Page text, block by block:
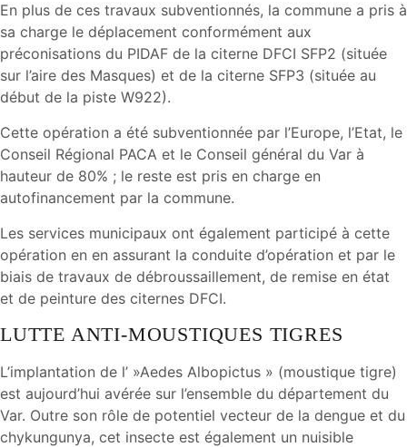
En plus de ces travaux subventionnés, la commune a pris à
sa charge le déplacement conformément aux
préconisations du PIDAF de la citerne DFCI SFP2 (située
sur l’aire des Masques) et de la citerne SFP3 (située au
début de la piste W922).
Cette opération a été subventionnée par l’Europe, l’Etat, le
Conseil Régional PACA et le Conseil général du Var à
hauteur de 80% ; le reste est pris en charge en
autofinancement par la commune.
Les services municipaux ont également participé à cette
opération en en assurant la conduite d’opération et par le
biais de travaux de débroussaillement, de remise en état
et de peinture des citernes DFCI.
LUTTE ANTI-MOUSTIQUES TIGRES
L’implantation de l’ »Aedes Albopictus » (moustique tigre)
est aujourd’hui avérée sur l’ensemble du département du
Var. Outre son rôle de potentiel vecteur de la dengue et du
chykungunya, cet insecte est également un nuisible